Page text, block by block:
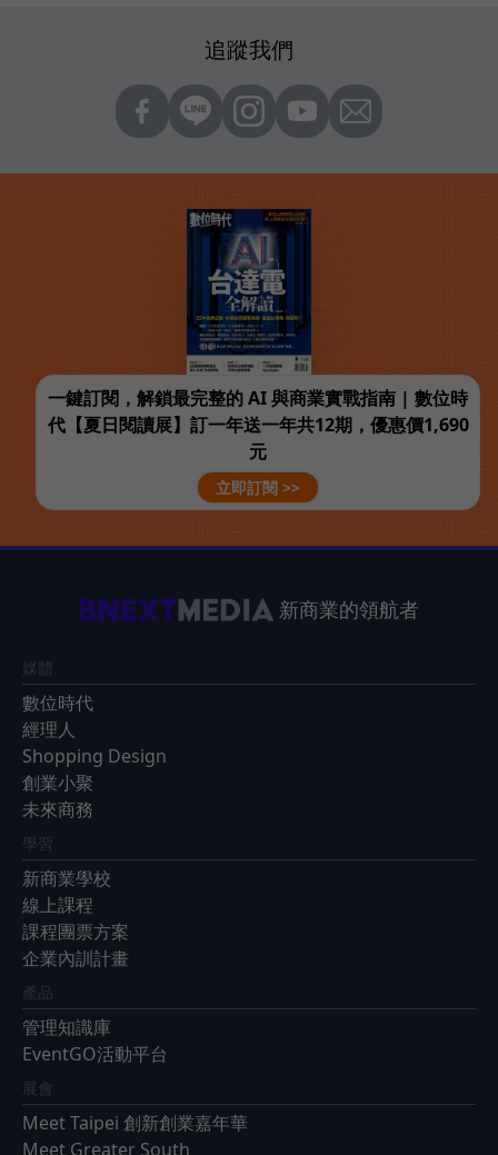
追蹤我們
一鍵訂閱，解鎖最完整的 AI 與商業實戰指南 | 數位時
代【夏日閱讀展】訂一年送一年共12期，優惠價1,690
元
立即訂閱 >>
新商業的領航者
媒體
數位時代
經理人
Shopping Design
創業小聚
未來商務
學習
新商業學校
線上課程
課程團票方案
企業內訓計畫
產品
管理知識庫
EventGO活動平台
展會
Meet Taipei 創新創業嘉年華
Meet Greater South